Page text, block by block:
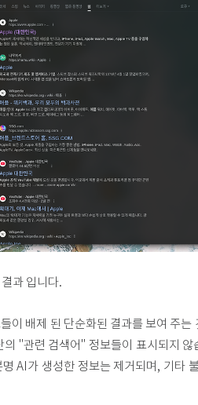
과 입니다.
배제 된 단순화된 결과를 보여 주는
"관련 검색어" 정보들이 표시되지 않
AI가 생성한 정보는 제거되며, 기타